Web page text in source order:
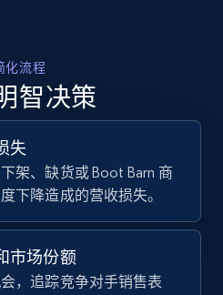
products by using
Reviews count, and
立即开始
化流程
智决策
失
架、缺货或 Boot Barn 商
下降造成的营收损失。
市场份额
，追踪竞争对手销售表